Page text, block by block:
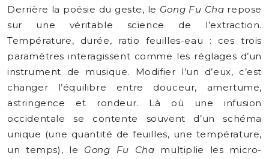
Derrière la poésie du geste, le Gong Fu Cha repose
sur une véritable science de l’extraction.
Température, durée, ratio feuilles-eau : ces trois
paramètres interagissent comme les réglages d’un
instrument de musique. Modifier l’un d’eux, c’est
changer l’équilibre entre douceur, amertume,
astringence et rondeur. Là où une infusion
occidentale se contente souvent d’un schéma
unique (une quantité de feuilles, une température,
un temps), le Gong Fu Cha multiplie les micro-